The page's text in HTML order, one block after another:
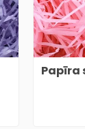
Papīra